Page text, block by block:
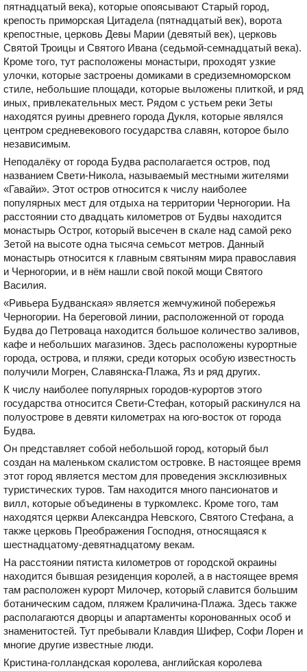
пятнадцатый века), которые опоясывают Старый город,
крепость приморская Цитадела (пятнадцатый век), ворота
крепостные, церковь Девы Марии (девятый век), церковь
Святой Троицы и Святого Ивана (седьмой-семнадцатый века).
Кроме того, тут расположены монастыри, проходят узкие
улочки, которые застроены домиками в средиземноморском
стиле, небольшие площади, которые выложены плиткой, и ряд
иных, привлекательных мест. Рядом с устьем реки Зеты
находятся руины древнего города Дукля, которые являлся
центром средневекового государства славян, которое было
независимым.
Неподалёку от города Будва располагается остров, под
названием Свети-Никола, называемый местными жителями
«Гавайи». Этот остров относится к числу наиболее
популярных мест для отдыха на территории Черногории. На
расстоянии сто двадцать километров от Будвы находится
монастырь Острог, который высечен в скале над самой реко
Зетой на высоте одна тысяча семьсот метров. Данный
монастырь относится к главным святыням мира православия
и Черногории, и в нём нашли свой покой мощи Святого
Василия.
«Ривьера Будванская» является жемчужиной побережья
Черногории. На береговой линии, расположенной от города
Будва до Петроваца находится большое количество заливов,
кафе и небольших магазинов. Здесь расположены курортные
города, острова, и пляжи, среди которых особую известность
получили Могрен, Славянска-Плажа, Яз и ряд других.
К числу наиболее популярных городов-курортов этого
государства относится Свети-Стефан, который раскинулся на
полуострове в девяти километрах на юго-восток от города
Будва.
Он представляет собой небольшой город, который был
создан на маленьком скалистом островке. В настоящее время
этот город является местом для проведения эксклюзивных
туристических туров. Там находится много пансионатов и
вилл, которые объединены в туркомлекс. Кроме того, там
находятся церкви Александра Невского, Святого Стефана, а
также церковь Преображения Господня, относящаяся к
шестнадцатому-девятнадцатому векам.
На расстоянии пятиста километров от городской окраины
находится бывшая резиденция королей, а в настоящее время
там расположен курорт Милочер, который славится большим
ботаническим садом, пляжем Краличина-Плажа. Здесь также
располагаются дворцы и апартаменты коронованных особ и
знаменитостей. Тут пребывали Клавдия Шифер, Софи Лорен и
многие другие известные люди.
Кристина-голландская королева, английская королева